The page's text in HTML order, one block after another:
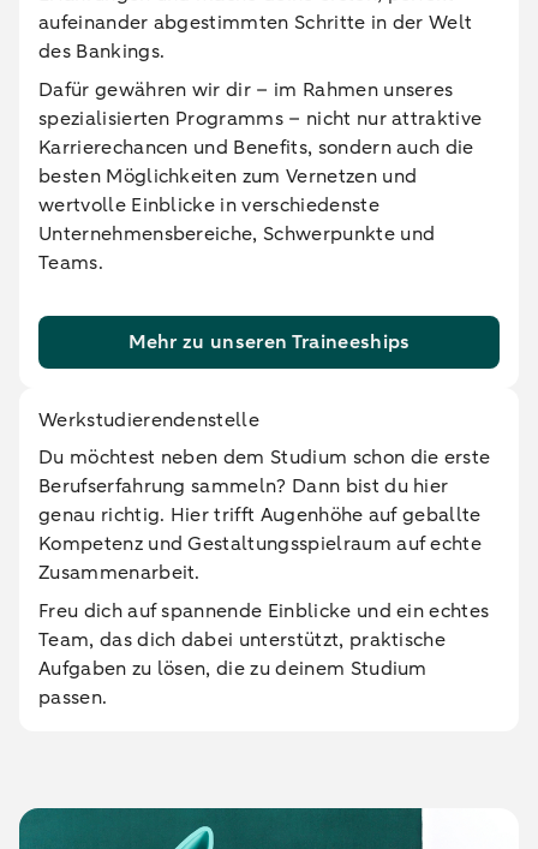
aufeinander abgestimmten Schritte in der Welt
des Bankings.
Dafür gewähren wir dir – im Rahmen unseres
spezialisierten Programms – nicht nur attraktive
Karrierechancen und Benefits, sondern auch die
besten Möglichkeiten zum Vernetzen und
wertvolle Einblicke in verschiedenste
Unternehmensbereiche, Schwerpunkte und
Teams.
Mehr zu unseren Traineeships
Werkstudierendenstelle
Du möchtest neben dem Studium schon die erste
Berufserfahrung sammeln? Dann bist du hier
genau richtig. Hier trifft Augen­höhe auf geballte
Kompetenz und Gestal­tungsspielraum auf echte
Zusammenarbeit.
Freu dich auf spannende Einblicke und ein echtes
Team, das dich dabei unterstützt, praktische
Aufgaben zu lösen, die zu deinem Studium
passen.